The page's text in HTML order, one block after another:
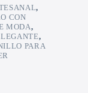
,
CON
MODA,
,
PARA